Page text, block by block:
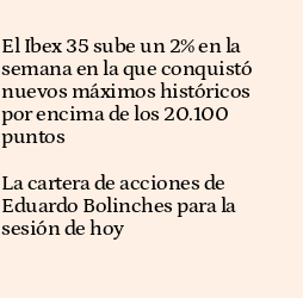
El Ibex 35 sube un 2% en la
semana en la que conquistó
nuevos máximos históricos
por encima de los 20.100
puntos
La cartera de acciones de
Eduardo Bolinches para la
sesión de hoy